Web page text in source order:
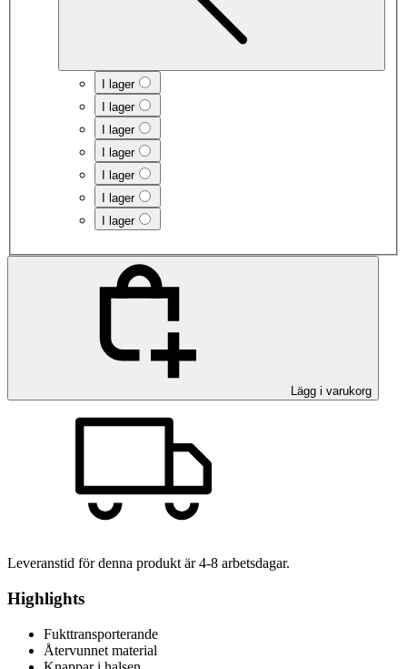
I lager
I lager
I lager
I lager
I lager
I lager
I lager
Lägg i varukorg
Leveranstid för denna produkt är4-8 arbetsdagar.
Highlights
Fukttransporterande
Återvunnet material